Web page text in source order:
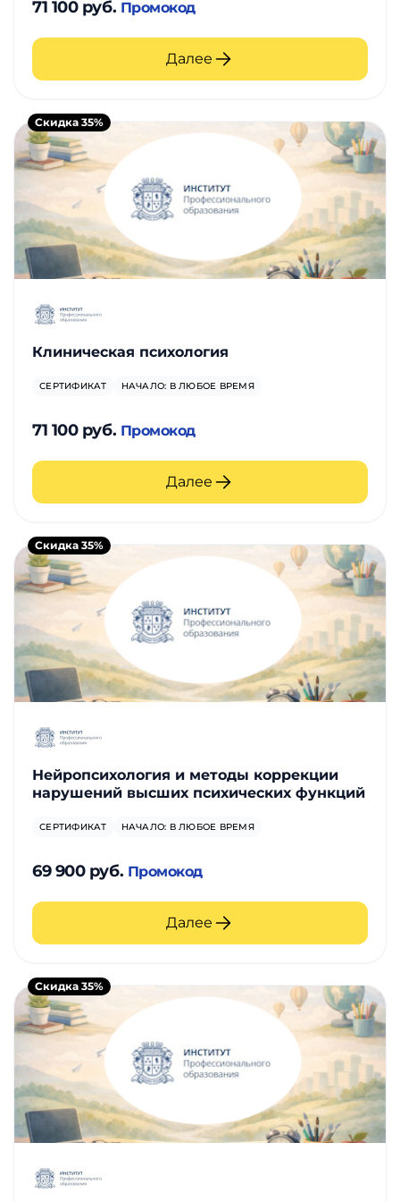
71 100 руб. Промокод
Далее
Клиническая психология
СЕРТИФИКАТ НАЧАЛО: В ЛЮБОЕ ВРЕМЯ
71 100 руб. Промокод
Далее
Скидка 35%
Нейропсихология и методы коррекции
нарушений высших психических функций
СЕРТИФИКАТ НАЧАЛО: В ЛЮБОЕ ВРЕМЯ
69 900 руб. Промокод
Далее
Скидка 35%
Скидка 35%